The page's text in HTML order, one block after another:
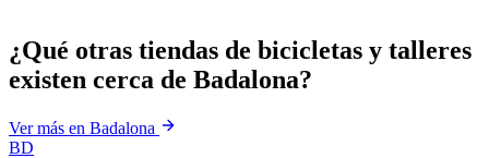
¿Qué otras tiendas de bicicletas y talleres
existen cerca de Badalona?
Ver más en Badalona
BD